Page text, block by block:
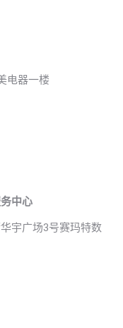
电器一楼
中心
宇广场3号赛玛特数